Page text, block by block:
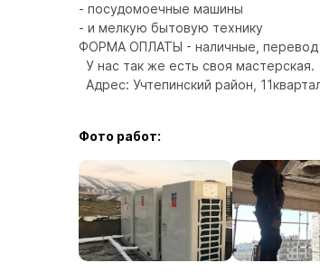
- посудомоечные машины
- и мелкую бытовую технику
ФОРМА ОПЛАТЫ - наличные, перевод
Адрес: Учтепинский район,
Фото работ: